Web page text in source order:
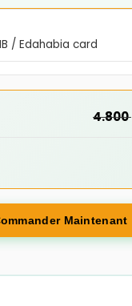
/ Edahabia card
4.800
Maintenant